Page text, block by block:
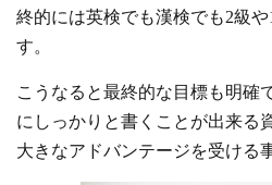
終的には英検でも漢検でも2級
す。
こうなると最終的な目標も明確
にしっかりと書くことが出来る
大きなアドバンテージを受ける